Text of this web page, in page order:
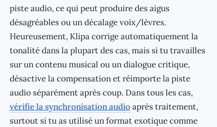
piste audio, ce qui peut produire des aigus
désagréables ou un décalage voix/lèvres.
Heureusement, Klipa corrige automatiquement la
tonalité dans la plupart des cas, mais si tu travailles
sur un contenu musical ou un dialogue critique,
désactive la compensation et réimporte la piste
audio séparément après coup. Dans tous les cas,
vérifie la synchronisation audioaprès traitement,
surtout si tu as utilisé un format exotique comme